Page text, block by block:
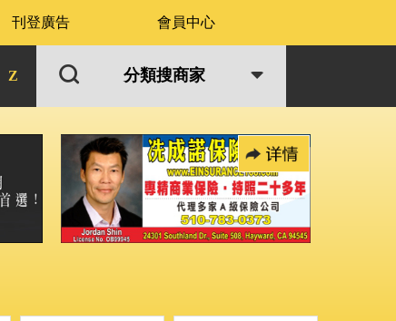
刊登廣告 會員中心
Z 分類搜商家